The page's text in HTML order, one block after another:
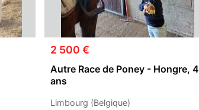
2 500 €
Autre Race de Poney - Hongre, 4
ans
Limbourg (Belgique)